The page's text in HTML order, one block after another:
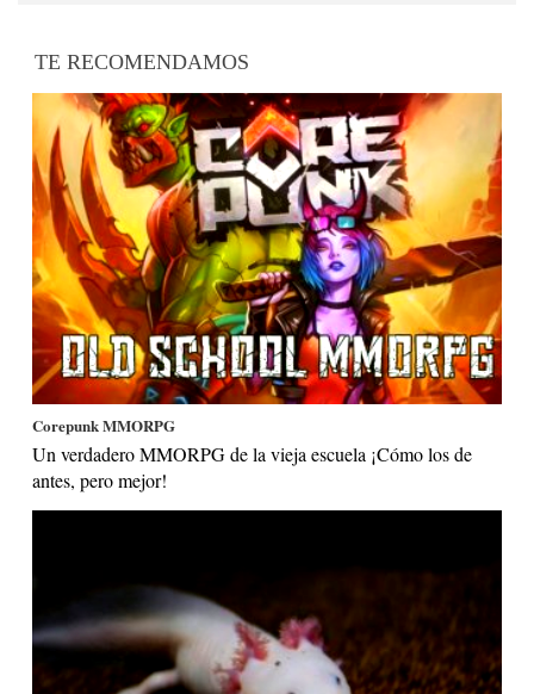
TE RECOMENDAMOS
Corepunk MMORPG
Un verdadero MMORPG de la vieja escuela ¡Cómo los de
antes, pero mejor!